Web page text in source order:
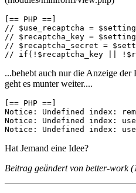
[== PHP ==]
// $use_recaptcha =
// $recaptcha_key =
// $recaptcha_secret =
// if(!$recaptcha_key ||
...behebt auch nur die Anzeige
geht es munter weiter....
[== PHP ==]
Notice: Undefined index:
Notice: Undefined index:
Notice: Undefined index:
Hat Jemand eine Idee?
Beitrag geändert von better-work